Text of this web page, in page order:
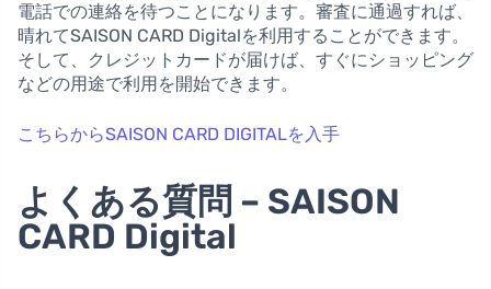
電話での連絡を待つことになります。審査に通過すれば、
晴れてSAISON CARD Digitalを利用することができます。
そして、クレジットカードが届けば、すぐにショッピング
などの用途で利用を開始できます。
こちらからSAISON CARD DIGITALを入手
よくある質問 – SAISON
CARD Digital